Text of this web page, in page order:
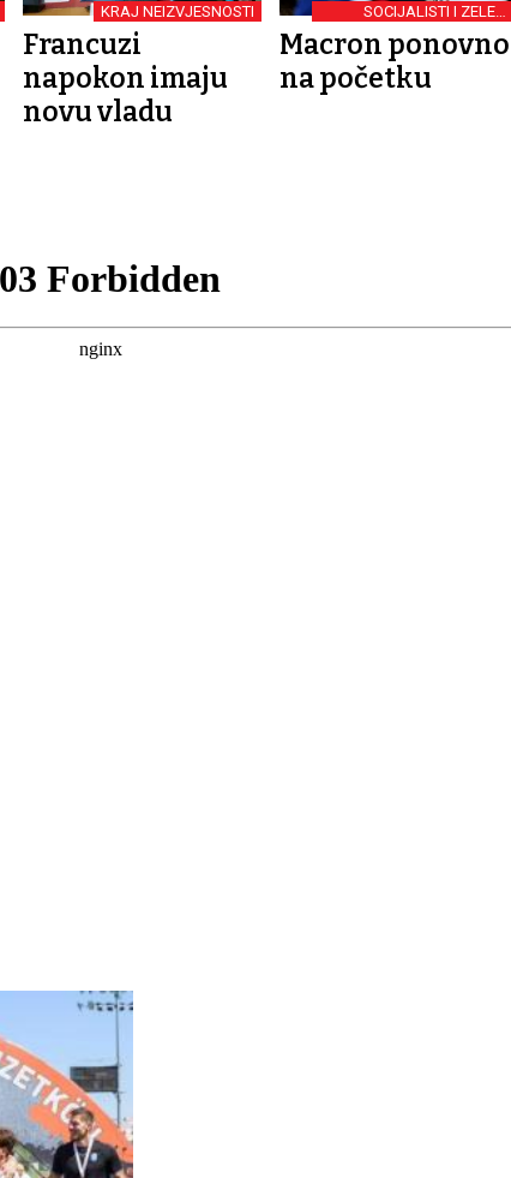
KRAJ NEIZVJESNOSTI
Francuzi
napokon imaju
novu vladu
SOCIJALISTI I ZELENI
ODBILI PREGOVORE
Macron ponovno
na početku